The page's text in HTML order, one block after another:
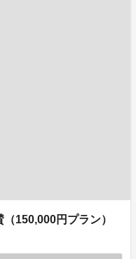
150,000円プラン）